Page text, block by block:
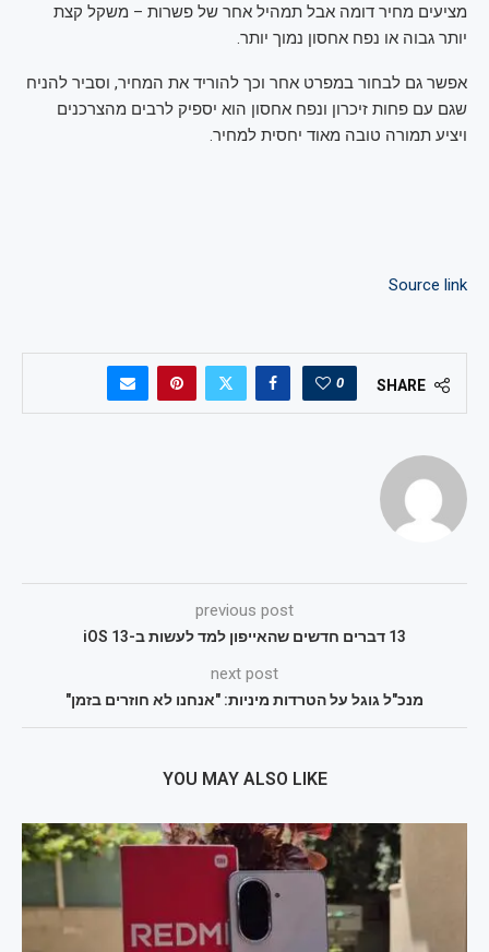
מציעים מחיר דומה אבל תמהיל אחר של פשרות – משקל קצת
יותר גבוה או נפח אחסון נמוך יותר.
אפשר גם לבחור במפרט אחר וכך להוריד את המחיר, וסביר להניח
שגם עם פחות זיכרון ונפח אחסון הוא יספיק לרבים מהצרכנים
ויציע תמורה טובה מאוד יחסית למחיר.
Source link
SHARE
0
previous post
13 דברים חדשים שהאייפון למד לעשות ב-iOS 13
next post
מנכ"ל גוגל על הטרדות מיניות: "אנחנו לא חוזרים בזמן"
YOU MAY ALSO LIKE